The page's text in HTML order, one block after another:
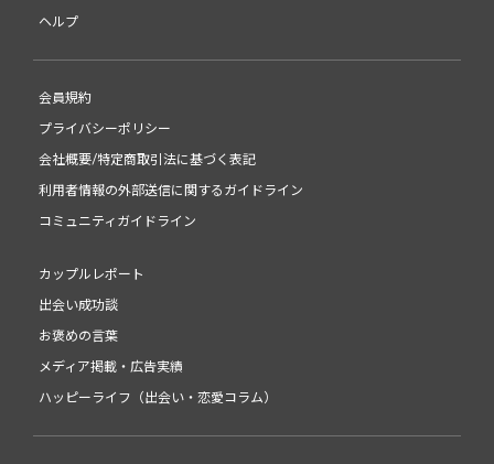
ヘルプ
会員規約
プライバシーポリシー
会社概要/特定商取引法に基づく表記
利用者情報の外部送信に関するガイドライン
コミュニティガイドライン
カップルレポート
出会い成功談
お褒めの言葉
メディア掲載・広告実績
ハッピーライフ（出会い・恋愛コラム）